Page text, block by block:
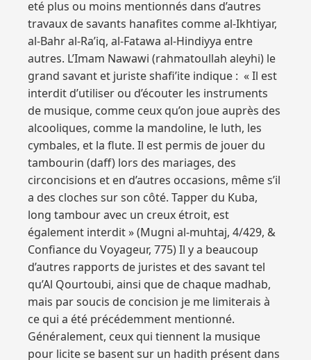
eté plus ou moins mentionnés dans d’autres
travaux de savants hanafites comme al-Ikhtiyar,
al-Bahr al-Ra’iq, al-Fatawa al-Hindiyya entre
autres. L’Imam Nawawi (rahmatoullah aleyhi) le
grand savant et juriste shafi’ite indique : « Il est
interdit d’utiliser ou d’écouter les instruments
de musique, comme ceux qu’on joue auprès des
alcooliques, comme la mandoline, le luth, les
cymbales, et la flute. Il est permis de jouer du
tambourin (daff) lors des mariages, des
circoncisions et en d’autres occasions, même s’il
a des cloches sur son côté. Tapper du Kuba,
long tambour avec un creux étroit, est
également interdit » (Mugni al-muhtaj, 4/429, &
Confiance du Voyageur, 775) Il y a beaucoup
d’autres rapports de juristes et des savant tel
qu’Al Qourtoubi, ainsi que de chaque madhab,
mais par soucis de concision je me limiterais à
ce qui a été précédemment mentionné.
Généralement, ceux qui tiennent la musique
pour licite se basent sur un hadith présent dans